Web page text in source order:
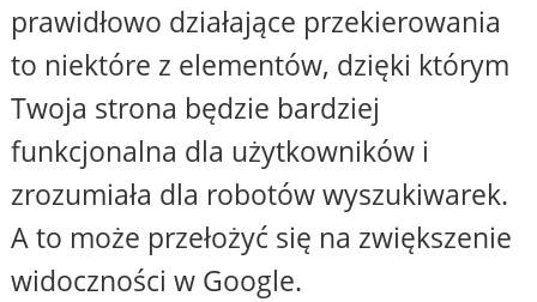
prawidłowo działające przekierowania
to niektóre z elementów, dzięki którym
Twoja strona będzie bardziej
funkcjonalna dla użytkowników i
zrozumiała dla robotów wyszukiwarek.
A to może przełożyć się na zwiększenie
widoczności w Google.